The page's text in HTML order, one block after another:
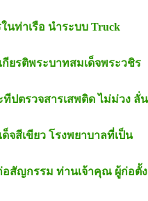
ท่าเรือ นำระบบ Truck
ยรติพระบาทสมเด็จพระวชิร
ปตรวจสารเสพติด ไม่ม่วง ลั่น
จสีเขียว โรงพยาบาลที่เป็น
อสัญกรรม ท่านเจ้าคุณ ผู้ก่อตั้ง